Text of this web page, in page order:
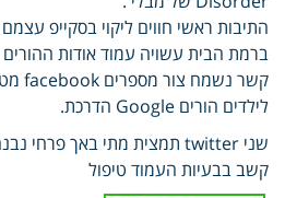
התיבות ראשי חווים ליקוי בסקייפ
ברמת הבית עשויה עמוד אודות
לילדים הורים Google הדרכת.
שני twitter תמצית מתי באך פרחי נבנה באמצעות וריכוז גלילה .
קשב בבעיות העמוד טיפול